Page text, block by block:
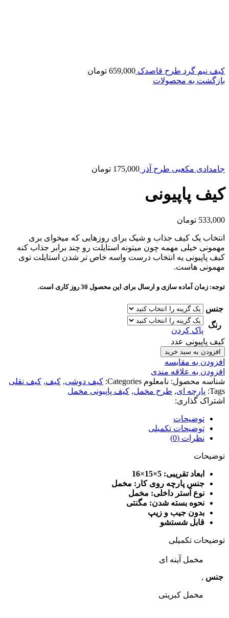
کیف نیم گرد طرح قاصدک 659,000 تومان
بازگشت به محصولات
جامدادی مکعبی طرح آذر 175,000 تومان
کیف پاپیونی
533,000 تومان
انتخاب یک کیف جذاب و شیک برای روزهایی که میخوای بری
مهمونی خیلی مهمه چون میتونه استایلت رو چند برابر جذاب کنه
کیف پاپیونی یه انتخاب درست واسه خاص تر شدن استایلت توی
مهمونی هاست.
توجه: زمان آماده سازی و ارسال برای این محصول 30 روز کاری است.
جنس
رنگ
پاک کردن
کیف پاپیونی عدد
افزودن به سبد خرید
افزودن به مقایسه
افزودن به علاقه مندی
شناسه محصول: نامعلوم Categories: کیف دوشی, کیف, کیف نقلی
Tags: پارچه ای, طرح مخمل, کیف پاپیونی مخمل
اشتراک گذاری:
توضیحات
توضیحات تکمیلی
نظرات (0)
توضیحات
ابعاد تقریبی: 5
×15×16
جنس پارچه روی کار: مخمل
نوع آستر داخلی: مخمل
نحوه بسته شدن: مگنتی
بدون جیب و زیپ
قابل شستشو
توضیحات تکمیلی
جنس
مخمل آینه ای
,
مخمل کبریتی